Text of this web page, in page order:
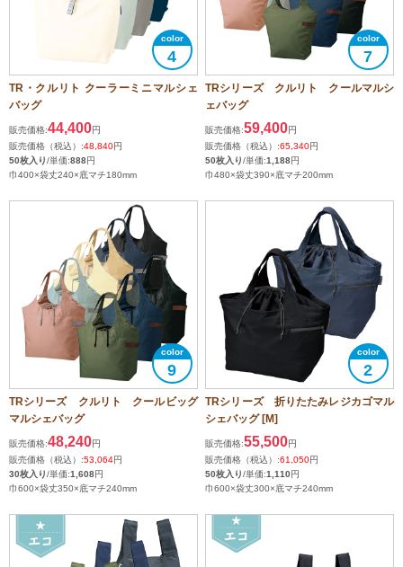
4
TR・クルリト クーラーミニマルシェ
バッグ
販売価格:44,400円
販売価格（税込）:48,840円
50枚入り/単価:888円
巾400×袋丈240×底マチ180mm
7
TRシリーズ クルリト クールマルシ
ェバッグ
販売価格:59,400円
販売価格（税込）:65,340円
50枚入り/単価:1,188円
巾480×袋丈390×底マチ200mm
9
TRシリーズ クルリト クールビッグ
マルシェバッグ
販売価格:48,240円
販売価格（税込）:53,064円
30枚入り/単価:1,608円
巾600×袋丈350×底マチ240mm
2
TRシリーズ 折りたたみレジカゴマル
シェバッグ [M]
販売価格:55,500円
販売価格（税込）:61,050円
50枚入り/単価:1,110円
巾600×袋丈300×底マチ240mm